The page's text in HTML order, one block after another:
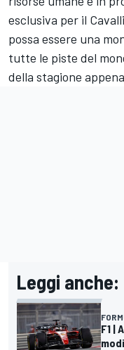
esclusiva per il
possa essere una
tutte le piste del
della stagione
Leggi anche:
F1 |